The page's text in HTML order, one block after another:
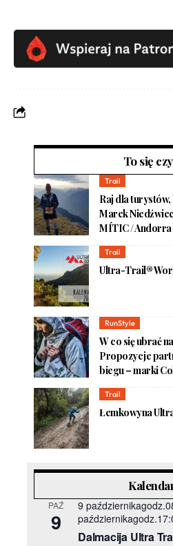
To się
Trail
Raj dla
Marek
MÍTIC /
Trail
Ultra-Trail®
RunStyle
W co się ubrać
Propozycje
biegu – marki
Trail
Łemkowyna
PAŹ
9
9
Dalmacija Ultra